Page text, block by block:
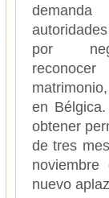
por
en
obtener
de tres
nuevo